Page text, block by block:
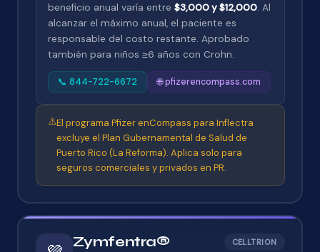
beneficio anual varía entre $3,000 y $12,000. Al
alcanzar el máximo anual, el paciente es
responsable del costo restante. Aprobado
también para niños ≥6 años con Crohn.
📞 844-722-6672 🌐 pfizerencompass.com
⚠️El programa Pfizer enCompass para Inflectra
excluye el Plan Gubernamental de Salud de
Puerto Rico (La Reforma). Aplica solo para
seguros comerciales y privados en PR.
Zymfentra® CELLTRION